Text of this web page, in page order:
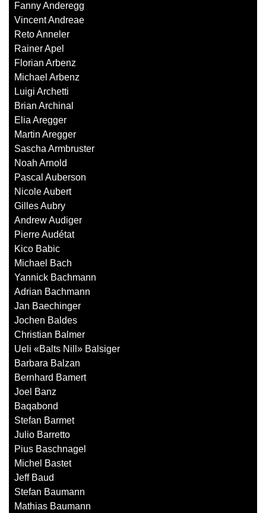
Fanny Anderegg
Vincent Andreae
Reto Anneler
Rainer Apel
Florian Arbenz
Michael Arbenz
Luigi Archetti
Brian Archinal
Elia Aregger
Martin Aregger
Sascha Armbruster
Noah Arnold
Pascal Auberson
Nicole Aubert
Gilles Aubry
Andrew Audiger
Pierre Audétat
Kico Babic
Michael Bach
Yannick Bachmann
Adrian Bachmann
Jan Baechinger
Jochen Baldes
Christian Balmer
Ueli «Balts Nill» Balsiger
Barbara Balzan
Bernhard Bamert
Joel Banz
Baqabond
Stefan Barmet
Julio Barretto
Pius Baschnagel
Michel Bastet
Jeff Baud
Stefan Baumann
Mathias Baumann